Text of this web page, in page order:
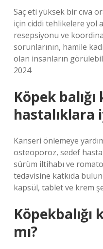
Saç eti yüksek bir cıva
için ciddi tehlikelere yol
resepsiyonu ve
sorunlarının, hamile
olan insanların
2024
Köpek balığı
hastalıklara
Kanseri önlemeye
osteoporoz, sedef
sürüm iltihabı ve
tedavisine katkıda
kapsül, tablet ve krem
Köpekbalığı
mı?